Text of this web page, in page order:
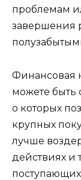
проблемам
завершения
Финансовая
можете быть
о которых
крупных
лучше
действиях и